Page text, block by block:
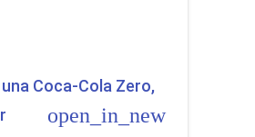
Coca-Cola Zero,
open_in_new